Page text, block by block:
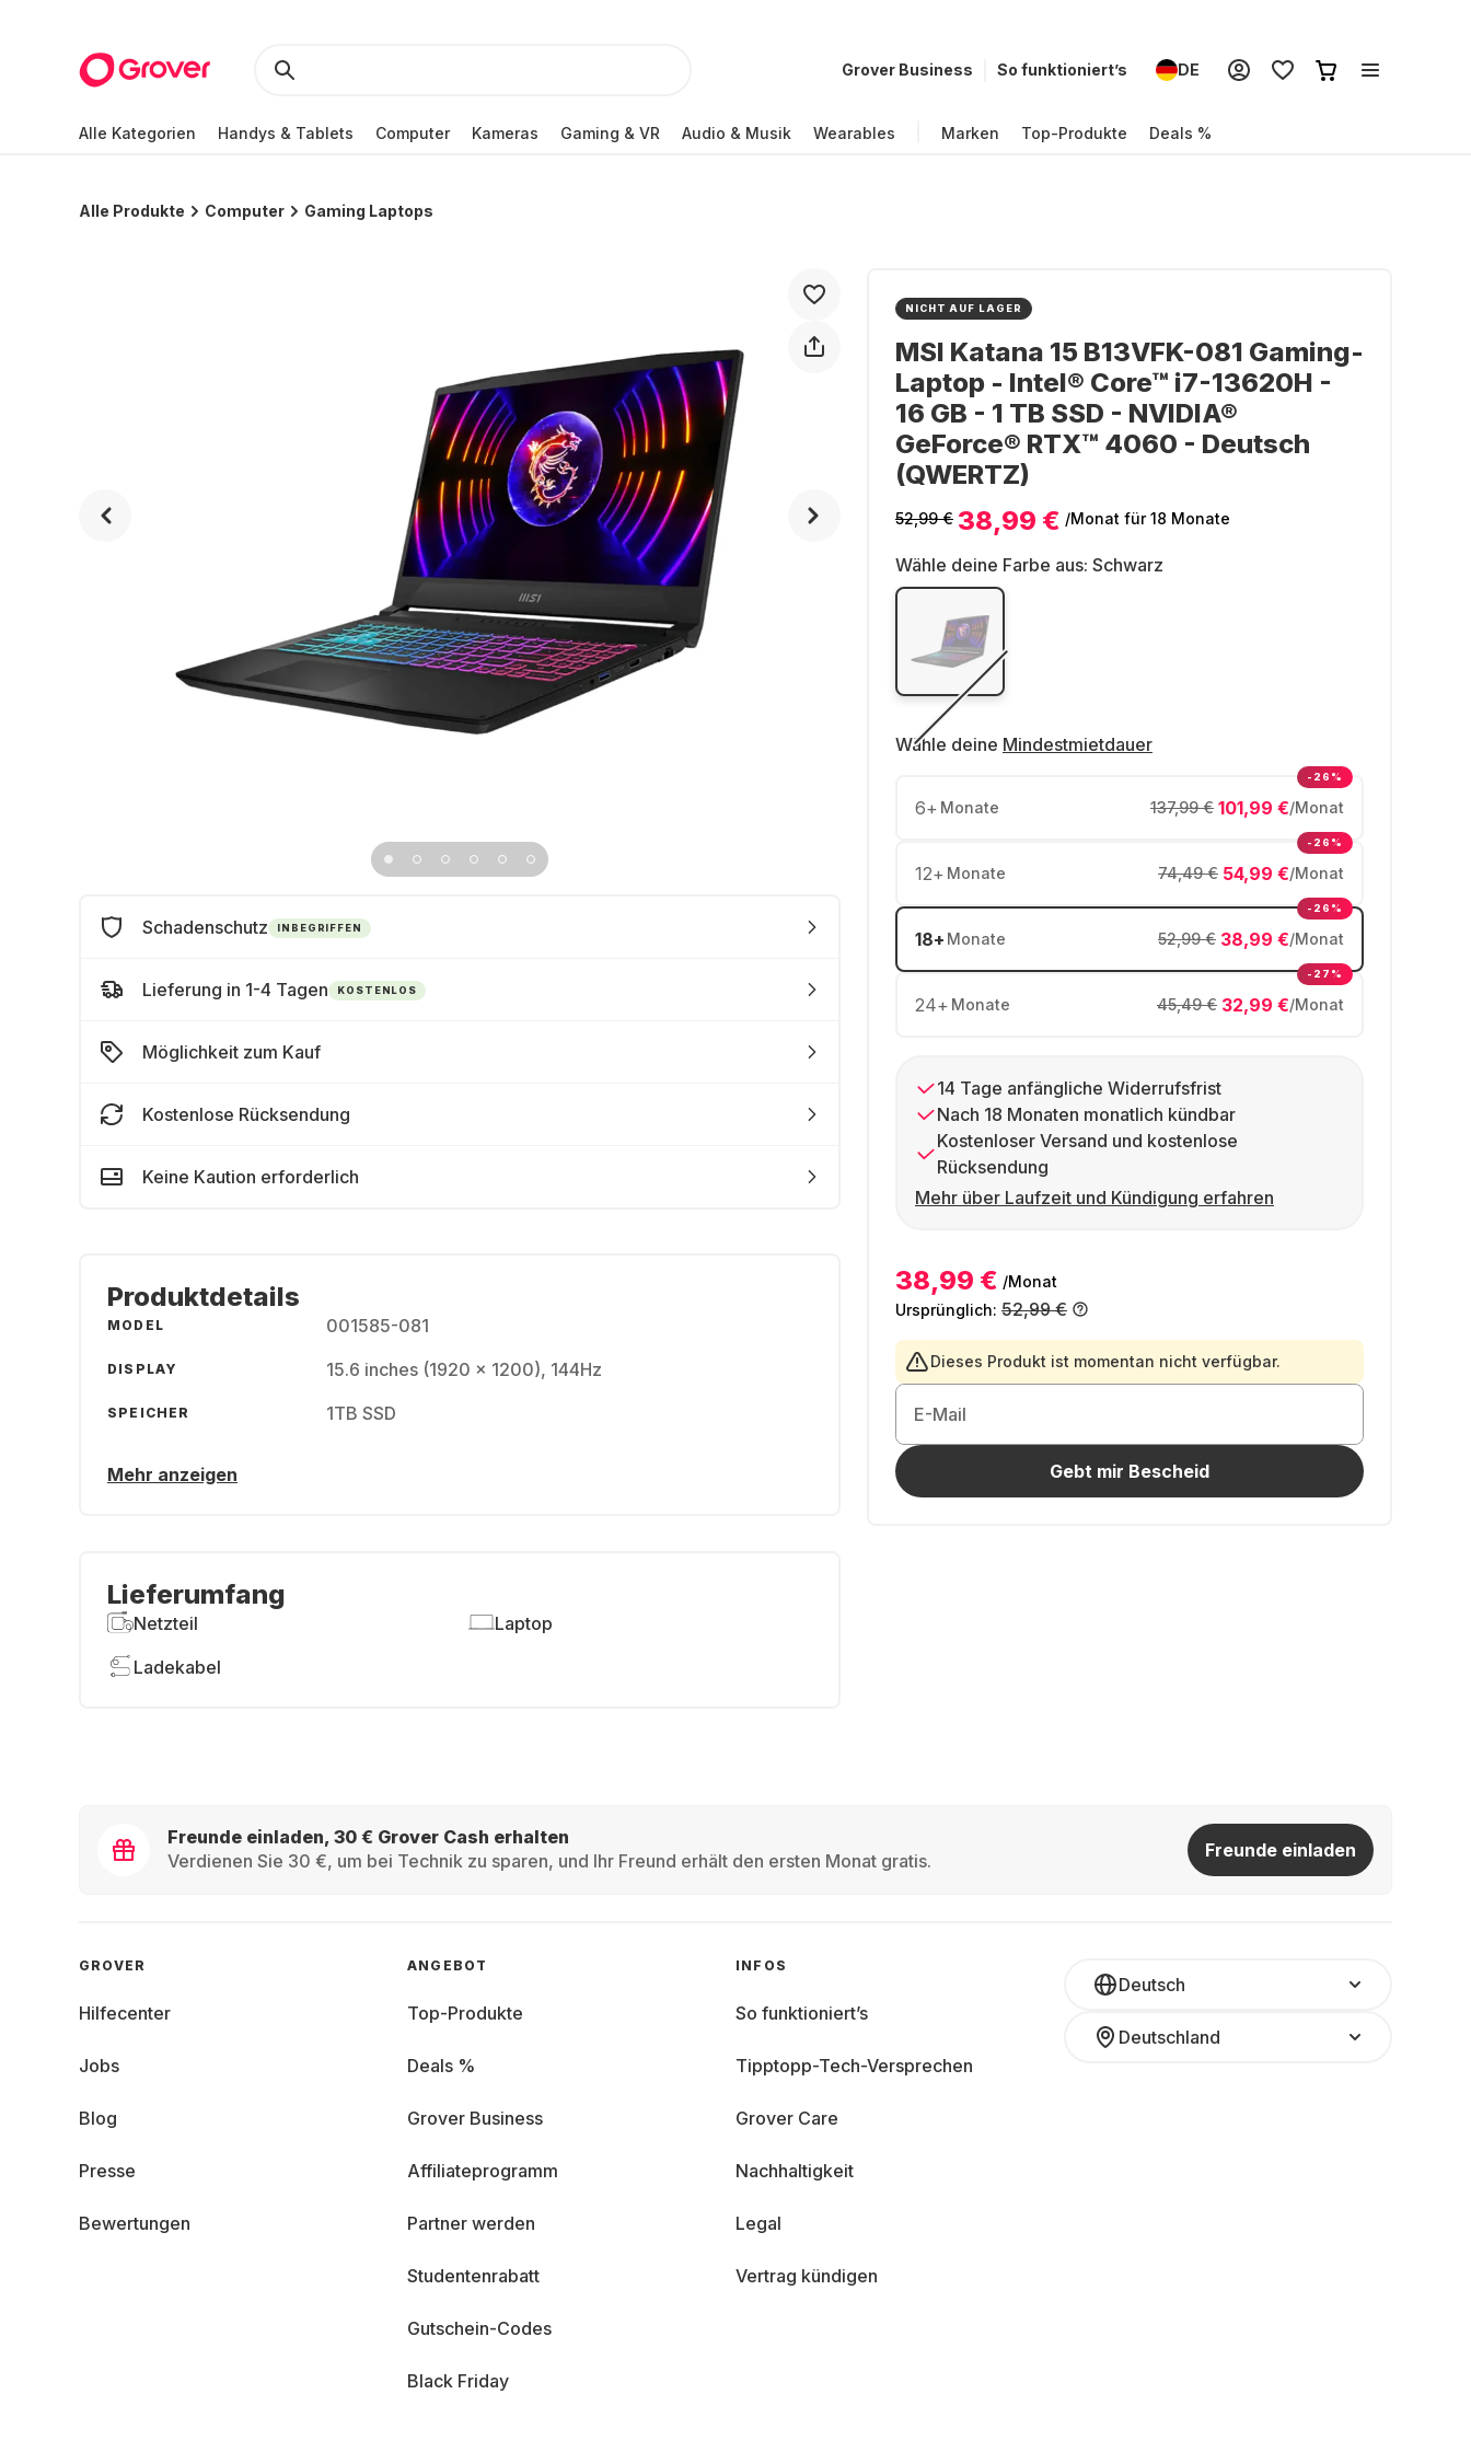
Grover Business So funktioniert’s DE
Alle Kategorien Handys & Tablets Computer Kameras Gaming & VR Audio & Musik Wearables Marken Top-Produkte Deals %
Alle Produkte Computer Gaming Laptops
NICHT AUF LAGER
MSI Katana 15 B13VFK-081 Gaming-
Laptop - Intel® Core™ i7-13620H -
16 GB - 1 TB SSD - NVIDIA®
GeForce® RTX™ 4060 - Deutsch
(QWERTZ)
52,99 € 38,99 € /Monat für 18 Monate
Wähle deine Farbe aus: Schwarz
Wähle deine Mindestmietdauer
6+ Monate 101,99 €/Monat
137,99 €
-26%
12+ Monate 54,99 €/Monat
74,49 €
-26%
18+ Monate 38,99 €/Monat
52,99 €
-26%
24+ Monate 32,99 €/Monat
45,49 €
-27%
14 Tage anfängliche Widerrufsfrist
Nach 18 Monaten monatlich kündbar
Kostenloser Versand und kostenlose
Rücksendung
Mehr über Laufzeit und Kündigung erfahren
38,99 € /Monat
Ursprünglich: 52,99 €
Dieses Produkt ist momentan nicht verfügbar.
E-Mail
Gebt mir Bescheid
Schadenschutz INBEGRIFFEN
Lieferung in 1-4 Tagen KOSTENLOS
Möglichkeit zum Kauf
Kostenlose Rücksendung
Keine Kaution erforderlich
Produktdetails
MODEL 001585-081
DISPLAY 15.6 inches (1920 x 1200), 144Hz
SPEICHER 1TB SSD
Mehr anzeigen
Lieferumfang
Netzteil
Laptop
Ladekabel
Freunde einladen, 30 € Grover Cash erhalten
Verdienen Sie 30 €, um bei Technik zu sparen, und Ihr Freund erhält den ersten Monat gratis.
Freunde einladen
Deutsch
Deutschland
GROVER
Hilfecenter
Jobs
Blog
Presse
Bewertungen
ANGEBOT
Top-Produkte
Deals %
Grover Business
Affiliateprogramm
Partner werden
Studentenrabatt
Gutschein-Codes
Black Friday
INFOS
So funktioniert’s
Tipptopp-Tech-Versprechen
Grover Care
Nachhaltigkeit
Legal
Vertrag kündigen